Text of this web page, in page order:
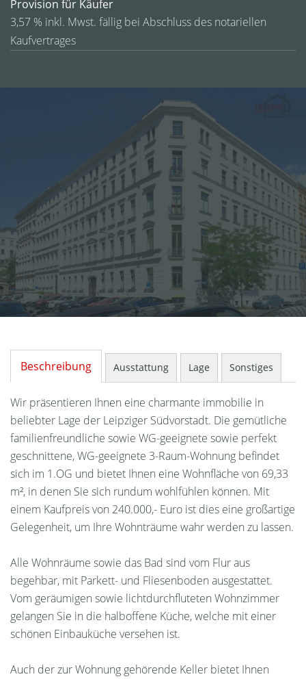
Provision für Käufer
3,57 % inkl. Mwst. fällig bei Abschluss des notariellen
Kaufvertrages
Beschreibung Ausstattung Lage Sonstiges
Wir präsentieren Ihnen eine charmante immobilie in
beliebter Lage der Leipziger Südvorstadt. Die gemütliche
familienfreundliche sowie WG-geeignete sowie perfekt
geschnittene, WG-geeignete 3-Raum-Wohnung befindet
sich im 1.OG und bietet Ihnen eine Wohnfläche von 69,33
m², in denen Sie sich rundum wohlfühlen können. Mit
einem Kaufpreis von 240.000,- Euro ist dies eine großartige
Gelegenheit, um Ihre Wohnträume wahr werden zu lassen.
Alle Wohnräume sowie das Bad sind vom Flur aus
begehbar, mit Parkett- und Fliesenboden ausgestattet.
Vom geräumigen sowie lichtdurchfluteten Wohnzimmer
gelangen Sie in die halboffene Küche, welche mit einer
schönen Einbauküche versehen ist.
Auch der zur Wohnung gehörende Keller bietet Ihnen